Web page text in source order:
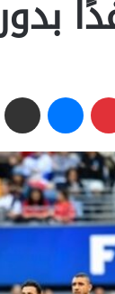
مونديال
بينتيريست ماسنجر